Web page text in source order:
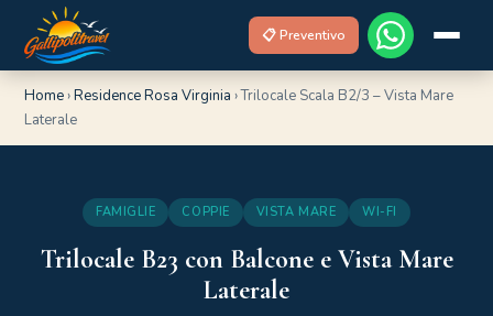
📋 Preventivo
Home›Residence Rosa Virginia ›Trilocale Scala B2/3 – Vista Mare
Laterale
FAMIGLIE COPPIE VISTA MARE WI-FI
Trilocale B23 con Balcone e Vista Mare
Laterale